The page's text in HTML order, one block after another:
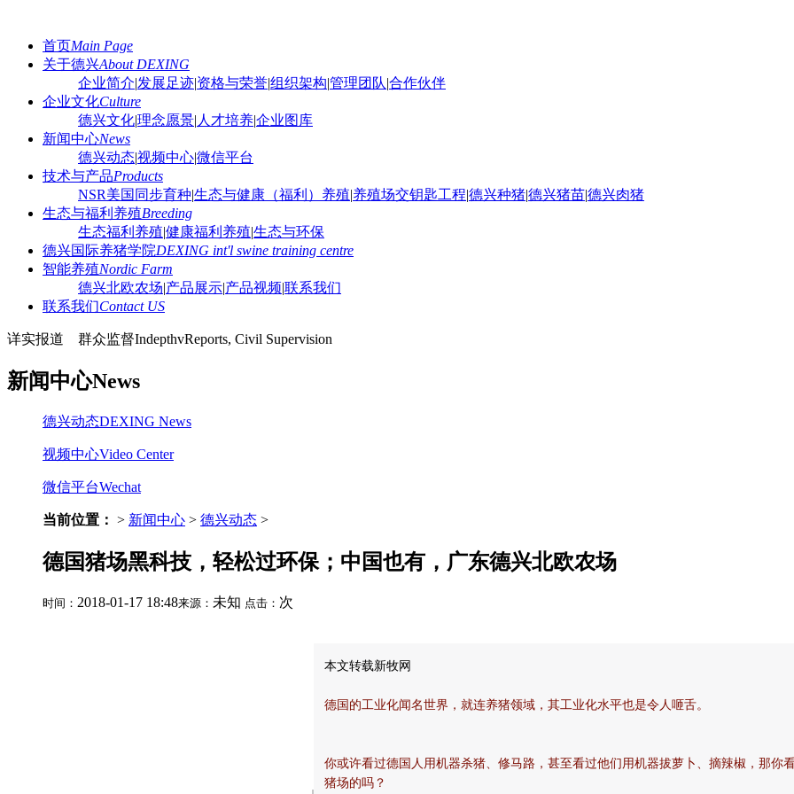
首页Main Page
关于德兴About DEXING
企业简介|发展足迹|资格与荣誉|组织架构|管理团队|合作伙伴
企业文化Culture
德兴文化|理念愿景| 人才培养|企业图库
新闻中心News
德兴动态|视频中心|微信平台
技术与产品Products
NSR美国同步育种|生态与健康（福利）养殖|养殖场交钥匙工程|德兴种猪|德兴猪苗|德兴肉猪
生态与福利养殖Breeding
生态福利养殖|健康福利养殖|生态与环保
德兴国际养猪学院DEXING int'l swine training centre
智能养殖Nordic Farm
德兴北欧农场|产品展示|产品视频|联系我们
联系我们Contact US
详实报道 群众监督IndepthvReports, Civil Supervision
新闻中心News
德兴动态DEXING News
视频中心Video Center
微信平台Wechat
当前位置： > 新闻中心 > 德兴动态 >
德国猪场黑科技，轻松过环保；中国也有，广东德兴北欧农场
时间： 2018-01-17 18:48来源： 未知 点击： 次
本文转载新牧网
德国的工业化闻名世界，就连养猪领域，其工业化水平也是令人咂舌。
你或许看过德国人用机器杀猪、修马路，甚至看过他们用机器拔萝卜、摘辣椒，那你
猪场的吗？